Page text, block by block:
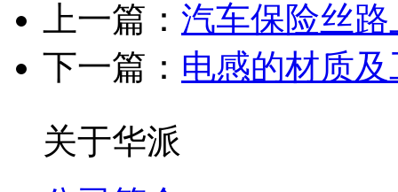
上一篇： 汽车保险丝
下一篇： 电感的材质
关于华派